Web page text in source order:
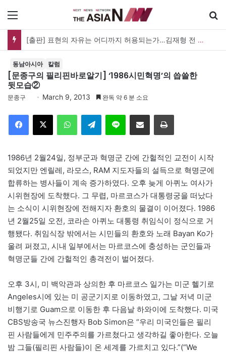
[출판] 표현의 자유는 어디까지 허용되는가…김재형 전 대법관 ‘언론과 인격권’
동남아시아 칼럼
[문종구의 필리핀바로알기] ‘1986시민혁명’의 씁쓸한
뒷모습②
문종구 March 9, 2013 완독 약 6 분 소요
Telegram 이메일
1986년 2월24일, 정부군과 혁명군 간에 간헐적인 교전이 시작
되었지만 엔릴레, 라모스, RAM 지도자들의 설득으로 혁명군에
합류하는 병사들이 계속 증가하였다. 오후 늦게 아퀴노 여사가
시위현장에 도착했다. 그 무렵, 마르코스가 대통령궁을 떠났다
는 소식이 시위현장에 전해지자 환호의 물결이 이어졌다. 1986
년 2월25일 오전, 코라손 아퀴노 대통령 취임식이 정식으로 거
행됐다. 취임식장 밖에서는 시민들의 환호와 노래 Bayan Ko가
울려 퍼졌고, 시내 일부에서는 마르코스에 충성하는 군인들과
혁명군들 간에 간헐적인 총격전이 벌어졌다.
오후 3시, 미 백악관과 상의한 후 마르코스 일가는 미군 헬기로
Angeles시에 있는 미 공군기지로 이동하였고, 그날 저녁 미군
비행기로 Guam으로 이동한 후 다음날 하와이에 도착했다. 미국
CBS방송국 뉴스진행자 Bob Simon은 “우리 미국인들은 필리
핀 사람들에게 민주주의를 가르쳤다고 생각하길 좋아한다. 오늘
밤 그들(필리핀 사람들)이 온 세계를 가르치고 있다.”(“We